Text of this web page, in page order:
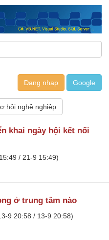
Dang nhap
hội nghề nghiệp
khai ngày hội kết nối
/ 21-9 15:49)
ở trung tâm nào
9 20:58 / 13-9 20:58)